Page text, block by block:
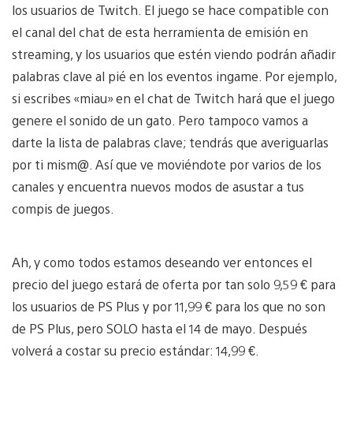
los usuarios de Twitch. El juego se hace compatible con
el canal del chat de esta herramienta de emisión en
streaming, y los usuarios que estén viendo podrán añadir
palabras clave al pié en los eventos ingame. Por ejemplo,
si escribes «miau» en el chat de Twitch hará que el juego
genere el sonido de un gato. Pero tampoco vamos a
darte la lista de palabras clave; tendrás que averiguarlas
por ti mism@. Así que ve moviéndote por varios de los
canales y encuentra nuevos modos de asustar a tus
compis de juegos.
Ah, y como todos estamos deseando ver entonces el
precio del juego estará de oferta por tan solo 9,59 € para
los usuarios de PS Plus y por 11,99 € para los que no son
de PS Plus, pero SOLO hasta el 14 de mayo. Después
volverá a costar su precio estándar: 14,99 €.